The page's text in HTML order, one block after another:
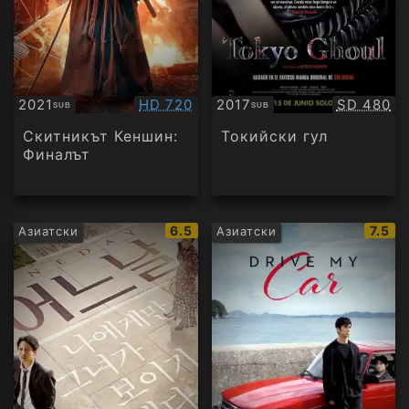
2021SUB
Субтитри Качество:
HD 720
Скитникът Кеншин:
Финалът
2017SUB
Субтитри SD 480
Токийски гул
Азиатски
IMDb
рейтинг:
6.5 Азиатски
IMDb
7.5